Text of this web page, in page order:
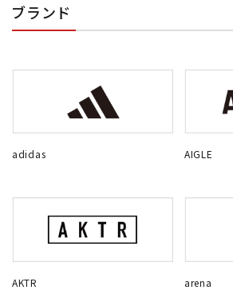
ブランド
adidas AIGLE
AKTR arena